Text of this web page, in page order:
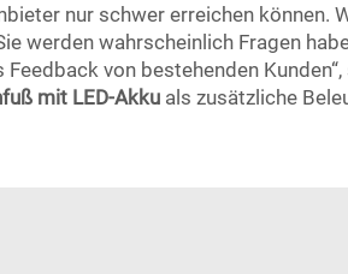
nur schwer erreichen können.
werden wahrscheinlich Fragen
von bestehenden Kunden“,
mit LED-Akku als zusätzliche